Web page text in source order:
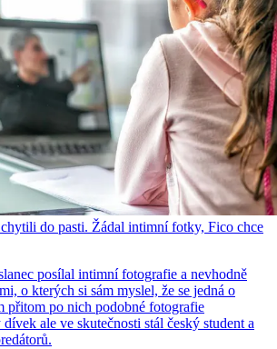
do pasti. Žádal intimní fotky, Fico chce
posílal intimní fotografie a nevhodně
o kterých si sám myslel, že se jedná o
přitom po nich podobné fotografie
ale ve skutečnosti stál český student a